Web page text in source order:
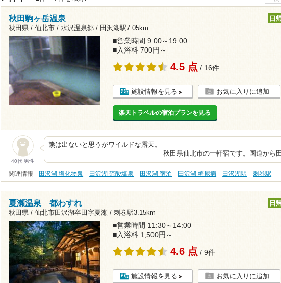
秋田駒ヶ岳温泉
秋田県 / 仙北市 / 水沢温泉郷 / 田沢湖駅7.05km
日
■営業時間 9:00～19:00
■入浴料 700円～
4.5 点 / 16件
施設情報を見る お気に入りに追加
楽天トラベルの宿泊プランを見る
40代 男性
熊は出ないと思うがワイルドな
秋田県仙北市の一軒宿です。国道から田沢
関連情報 田沢湖 塩化物泉 田沢湖 硫酸塩泉 田沢湖 宿泊 田沢湖 糖尿病 田沢湖駅 刺巻駅
夏瀬温泉 都わすれ
秋田県 / 仙北市田沢湖卒田字夏瀬 / 刺巻駅3.15km
日
■営業時間 11:30～14:00
■入浴料 1,500円～
4.6 点 / 9件
施設情報を見る お気に入りに追加